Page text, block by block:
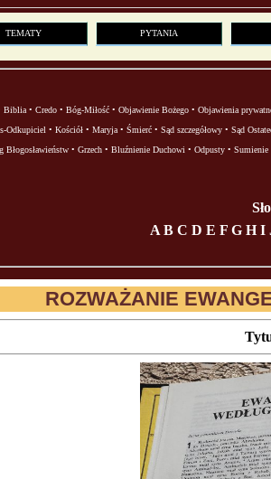
TEMATY PYTANIA
Biblia • Credo • Bóg-Miłość • Objawienie Bożego • Objawienia
Odkupiciel • Kościół• Maryja• Śmierć• Sąd szczegółowy• Sąd
Błogosławieństw• Grzech• Bluźnienie Duchowi • Odpusty• Sumienie
A B C D E F G H I
ROZWAŻANIE